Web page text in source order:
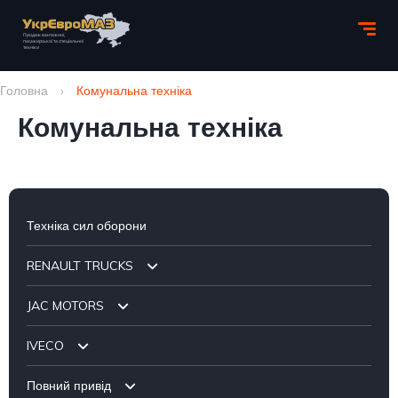
Головна › Комунальна техніка
Комунальна техніка
Техніка сил оборони
RENAULT TRUCKS
Шасі
Бортові
JAC MOTORS
Самоскиди
Тягачі
IVECO
Бортові
Повний привід